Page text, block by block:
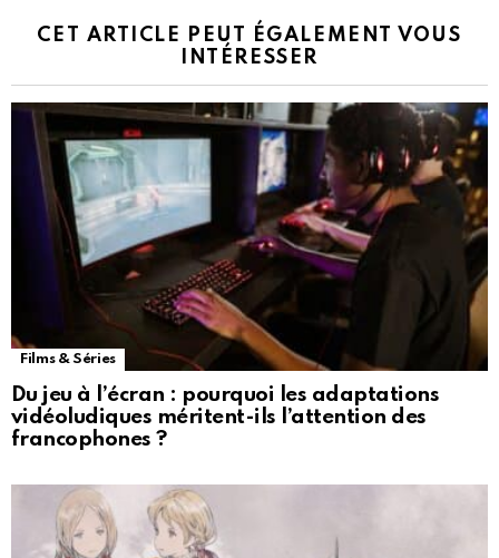
CET ARTICLE PEUT ÉGALEMENT VOUS
INTÉRESSER
Films & Séries
Du jeu à l’écran : pourquoi les adaptations
vidéoludiques méritent-ils l’attention des
francophones ?